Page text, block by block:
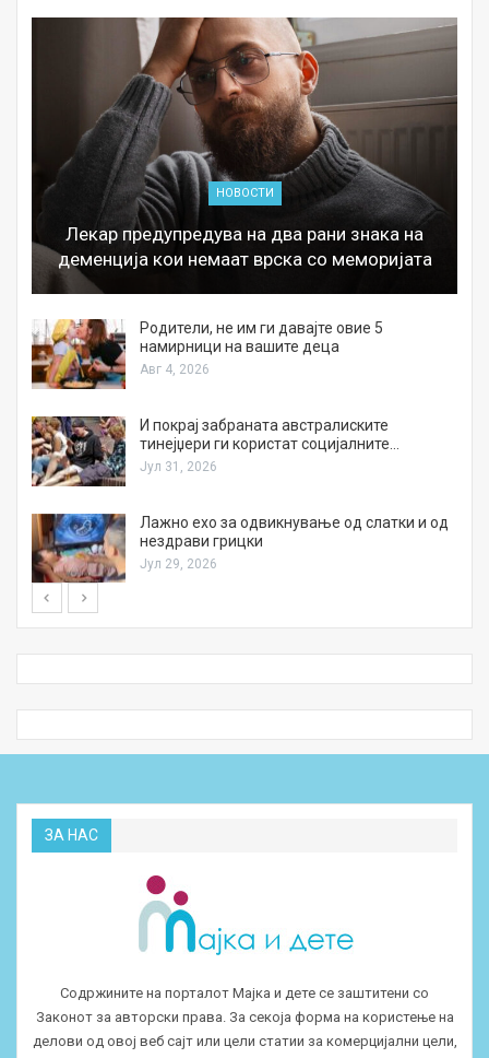
НОВОСТИ
Лекар предупредува на два рани знака на
деменција кои немаат врска со меморијата
Родители, не им ги давајте овие 5
намирници на вашите деца
Авг 4, 2026
И покрај забраната австралиските
тинејџери ги користат социјалните…
Јул 31, 2026
Лажно ехо за одвикнување од слатки и од
нездрави грицки
Јул 29, 2026
ЗА НАС
Содржините на порталот Мајка и дете се заштитени со
Законот за авторски права. За секоја форма на користење на
делови од овој веб сајт или цели статии за комерцијални цели,